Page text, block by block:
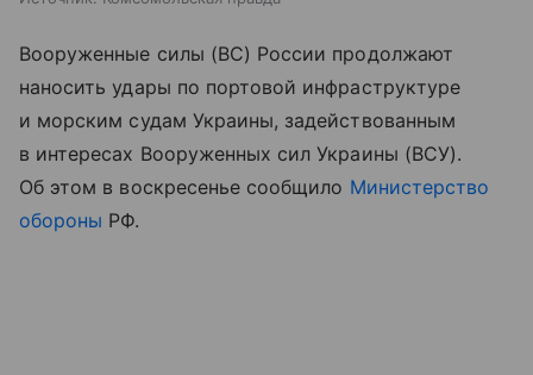
Вооруженные силы (ВС) России продолжают
наносить удары по портовой инфраструктуре
и морским судам Украины, задействованным
в интересах Вооруженных сил Украины (ВСУ).
Об этом в воскресенье сообщило Министерство
обороны РФ.